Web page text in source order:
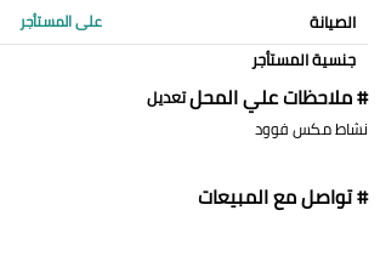
الصيانة على المستأجر
جنسية المستأجر
# ملاحظات علي المحلتعديل
نشاط مكس فوود
# تواصل مع المبيعات